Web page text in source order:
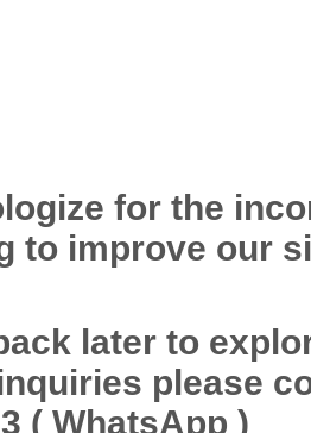
for the
to improve our
later to
please
( WhatsApp )